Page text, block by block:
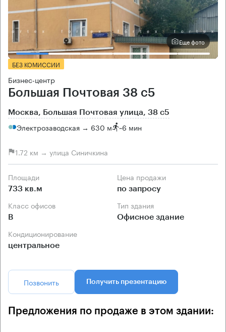
Еще фото
БЕЗ КОМИССИИ
Бизнес-центр
Большая Почтовая 38 с5
Москва, Большая Почтовая улица, 38 с5
Электрозаводская → 630 м ~6 мин
1.72 км → улица Синичкина
Площади
733 кв.м
Цена продажи
по запросу
Класс офисов
B
Тип здания
Офисное здание
Кондиционирование
центральное
Позвонить Получить презентацию
Предложения по продаже в этом здании: